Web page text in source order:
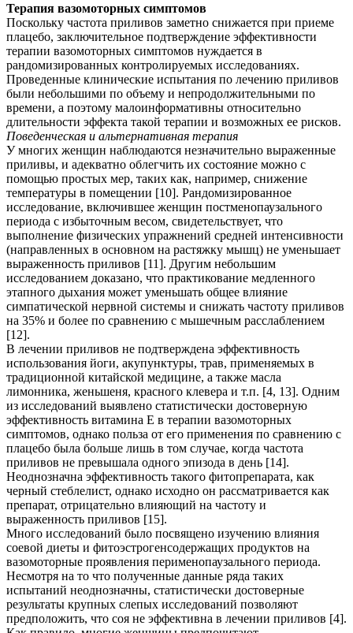
Терапия вазомоторных симптомов
Поскольку частота приливов заметно снижается при приеме
плацебо, заключительное подтверждение эффективности
терапии вазомоторных симптомов нуждается в
рандомизированных контролируемых исследованиях.
Проведенные клинические испытания по лечению приливов
были небольшими по объему и непродолжительными по
времени, а поэтому малоинформативны относительно
длительности эффекта такой терапии и возможных ее рисков.
Поведенческая и альтернативная терапия
У многих женщин наблюдаются незначительно выраженные
приливы, и адекватно облегчить их состояние можно с
помощью простых мер, таких как, например, снижение
температуры в помещении [10]. Рандомизированное
исследование, включившее женщин постменопаузального
периода с избыточным весом, свидетельствует, что
выполнение физических упражнений средней интенсивности
(направленных в основном на растяжку мышц) не уменьшает
выраженность приливов [11]. Другим небольшим
исследованием доказано, что практикование медленного
этапного дыхания может уменьшать общее влияние
симпатической нервной системы и снижать частоту приливов
на 35% и более по сравнению с мышечным расслаблением
[12].
В лечении приливов не подтверждена эффективность
использования йоги, акупунктуры, трав, применяемых в
традиционной китайской медицине, а также масла
лимонника, женьшеня, красного клевера и т.п. [4, 13]. Одним
из исследований выявлено статистически достоверную
эффективность витамина Е в терапии вазомоторных
симптомов, однако польза от его применения по сравнению с
плацебо была больше лишь в том случае, когда частота
приливов не превышала одного эпизода в день [14].
Неоднозначна эффективность такого фитопрепарата, как
черный стеблелист, однако исходно он рассматривается как
препарат, отрицательно влияющий на частоту и
выраженность приливов [15].
Много исследований было посвящено изучению влияния
соевой диеты и фитоэстрогенсодержащих продуктов на
вазомоторные проявления перименопаузального периода.
Несмотря на то что полученные данные ряда таких
испытаний неоднозначны, статистически достоверные
результаты крупных слепых исследований позволяют
предположить, что соя не эффективна в лечении приливов [4].